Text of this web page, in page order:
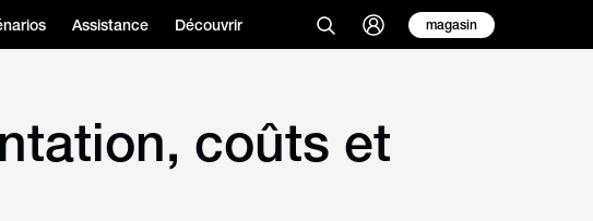
Assistance Découvrir magasin
coûts et